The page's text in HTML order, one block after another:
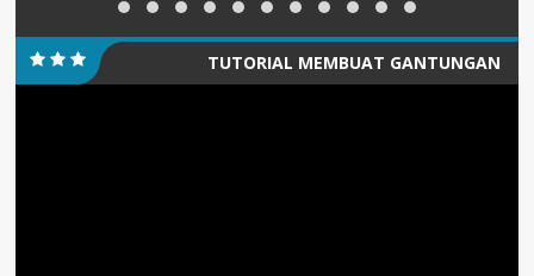
TUTORIAL MEMBUAT GANTUNGAN